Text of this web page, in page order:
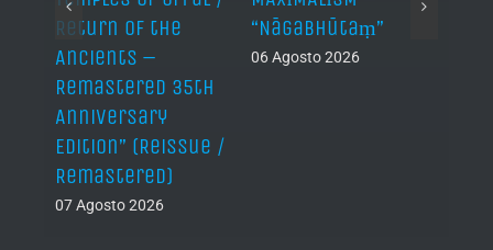
Return of the
Ancients –
Remastered 35th
Anniversary
Edition” (Reissue /
Remastered)
07 Agosto 2026
“Nāgabhūtaṃ”
06 Agosto 2026